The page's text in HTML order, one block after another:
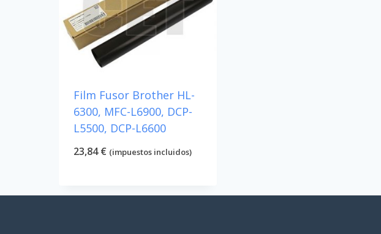
Film Fusor Brother HL-
6300, MFC-L6900, DCP-
L5500, DCP-L6600
23,84€ (impuestos incluidos)